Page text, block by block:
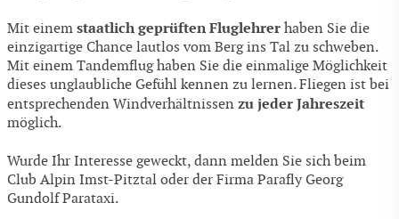
Mit einem staatlich geprüften Fluglehrer haben Sie die
einzigartige Chance lautlos vom Berg ins Tal zu schweben.
Mit einem Tandemflug haben Sie die einmalige Möglichkeit
dieses unglaubliche Gefühl kennen zu lernen. Fliegen ist bei
entsprechenden Windverhältnissen zu jeder Jahreszeit
möglich.
Wurde Ihr Interesse geweckt, dann melden Sie sich beim
Club Alpin Imst-Pitztal oder der Firma Parafly Georg
Gundolf Parataxi.